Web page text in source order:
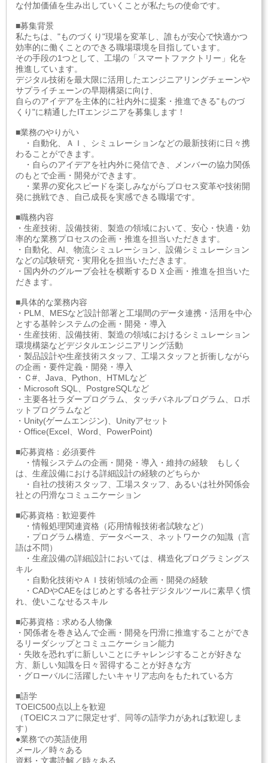
な付加価値を生み出していくことが私たちの使命です。
■募集背景
私たちは、"ものづくり"現場を変革し、誰もが安心で快適かつ
効率的に働くことのできる職場環境を目指しています。
その手段の1つとして、工場の「スマートファクトリー」化を
推進しています。
デジタル技術を最大限に活用したエンジニアリングチェーンや
サプライチェーンの早期構築に向け、
自らのアイデアを主体的に社内外に提案・推進できる"ものづ
くり"に精通したITエンジニアを募集します！
■業務のやりがい
・自動化、ＡＩ、シミュレーションなどの最新技術に日々携
わることができます。
・自らのアイデアを社内外に発信でき、メンバーの協力関係
のもとで企画・開発ができます。
・業界の変化スピードを楽しみながらプロセス変革や技術開
発に挑戦でき、自己成長を実感できる職場です。
■職務内容
・生産技術、設備技術、製造の領域において、安心・快適・効
率的な業務プロセスの企画・推進を担当いただきます。
・自動化、AI、物流シミュレーション、設備シミュレーション
などの試験研究・実用化を担当いただきます。
・国内外のグループ会社を横断するＤＸ企画・推進を担当いた
だきます。
■具体的な業務内容
・PLM、MESなど設計部署と工場間のデータ連携・活用を中心
とする基幹システムの企画・開発・導入
・生産技術、設備技術、製造の領域におけるシミュレーション
環境構築などデジタルエンジニアリング活動
・製品設計や生産技術スタッフ、工場スタッフと折衝しながら
の企画・要件定義・開発・導入
・Ｃ#、Java、Python、HTMLなど
・Microsoft SQL、PostgreSQLなど
・主要各社ラダープログラム、タッチパネルプログラム、ロボ
ットプログラムなど
・Unity(ゲームエンジン)、Unityアセット
・Office(Excel、Word、PowerPoint)
■応募資格：必須要件
・情報システムの企画・開発・導入・維持の経験 もしく
は、生産設備における詳細設計の経験のどちらか
・自社の技術スタッフ、工場スタッフ、あるいは社外関係会
社との円滑なコミュニケーション
■応募資格：歓迎要件
・情報処理関連資格（応用情報技術者試験など）
・プログラム構造、データベース、ネットワークの知識（言
語は不問）
・生産設備の詳細設計においては、構造化プログラミングス
キル
・自動化技術やＡＩ技術領域の企画・開発の経験
・CADやCAEをはじめとする各社デジタルツールに素早く慣
れ、使いこなせるスキル
■応募資格：求める人物像
・関係者を巻き込んで企画・開発を円滑に推進することができ
るリーダシップとコミュニケーション能力
・失敗を恐れずに新しいことにチャレンジすることが好きな
方、新しい知識を日々習得することが好きな方
・グローバルに活躍したいキャリア志向をもたれている方
■語学
TOEIC500点以上を歓迎
（TOEICスコアに限定せず、同等の語学力があれば歓迎しま
す）
●業務での英語使用
メール／時々ある
資料・文書読解／時々ある